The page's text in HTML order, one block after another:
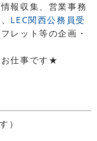
報収集、営業事務
LEC関西公務員受
レット等の企画・
お仕事です★
）